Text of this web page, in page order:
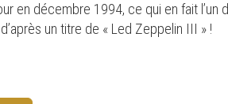
en décembre 1994, ce qui en fait
un titre de « Led Zeppelin III » !